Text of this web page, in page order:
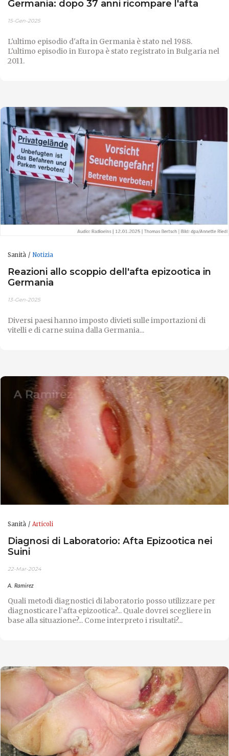
Germania: dopo 37 anni ricompare l'afta
15-Gen-2025
L'ultimo episodio d'afta in Germania è stato nel 1988.
L'ultimo episodio in Europa è stato registrato in Bulgaria nel
2011.
Sanità Notizia
Reazioni allo scoppio dell'afta epizootica in
Germania
13-Gen-2025
Diversi paesi hanno imposto divieti sulle importazioni di
vitelli e di carne suina dalla Germania...
Sanità Articoli
Diagnosi di Laboratorio: Afta Epizootica nei
Suini
22-Mar-2024
A. Ramirez
Quali metodi diagnostici di laboratorio posso utilizzare per
diagnosticare l’afta epizootica?... Quale dovrei scegliere in
base alla situazione?... Come interpreto i risultati?...